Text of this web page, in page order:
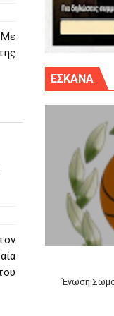
κλ. Αγίου
video του αγώνα)
νίκησε τον Προφήτη
ΕΣΚΑΝΑ
Ένωση